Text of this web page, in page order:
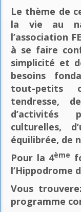
Le thème de
la vie au
l’association
à se faire
simplicité et
besoins
tout-petits
tendresse,
d’activités
culturelles,
équilibrée, de
Pour la 4ème
l’Hippodrome
Vous
programme